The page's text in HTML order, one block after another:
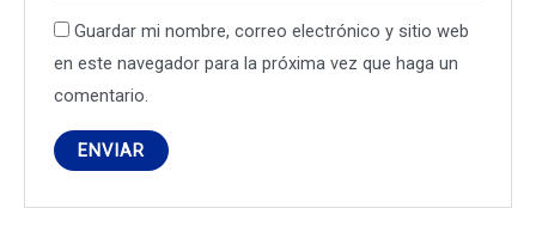
Guardar mi nombre, correo electrónico y sitio web
en este navegador para la próxima vez que haga un
comentario.